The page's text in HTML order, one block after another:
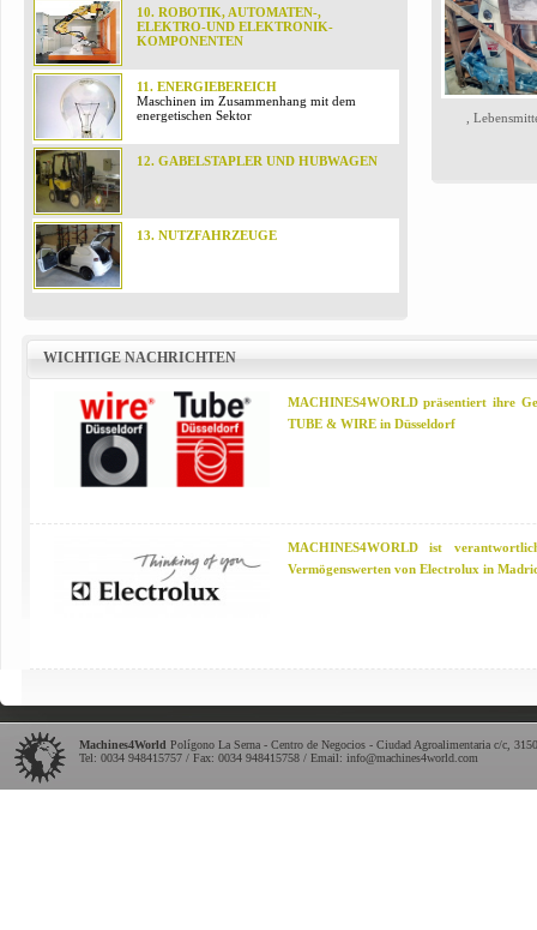
10. ROBOTIK, AUTOMATEN-,
ELEKTRO-UND ELEKTRONIK-
KOMPONENTEN
11. ENERGIEBEREICH
Maschinen im Zusammenhang mit dem
energetischen Sektor
12. GABELSTAPLER UND HUBWAGEN
13. NUTZFAHRZEUGE
,
WICHTIGE NACHRICHTEN
MACHINES4WORLD präsentiert ihre
TUBE & WIRE in Düsseldorf
MACHINES4WORLD ist
Vermögenswerten von Electrolux in
Machines4World Polígono La Serna - Centro de Negocios - Ciudad Agroalimentaria c/c
Tel: 0034 948415757 / Fax: 0034 948415758 / Email: info@machines4world.com